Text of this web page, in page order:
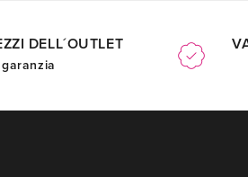
DELL´OUTLET